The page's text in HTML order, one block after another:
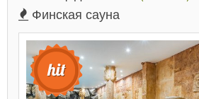
Финская сауна